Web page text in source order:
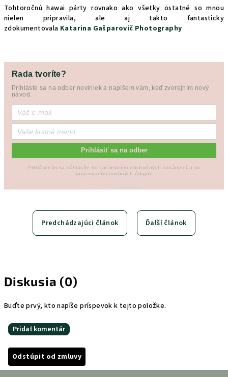
Tohtoročnú hawai párty rovnako ako všetky ostatné so mnou
nielen pripravila, ale aj takto fantasticky
zdokumentovala Katarina Gašparovič Photography
Rada tvoríte?
Prihláste sa na odber noviniek a napíšem vám, keď zverejním nový
návod.
Prihlásiť sa na odber
Prihlásením sa súhlasíte so zasíielaním obchodných oznámení a so
spracovaním osobných údajov.
Predchádzajúci článok Ďalší článok
Diskusia (0)
Buďte prvý, kto napíše príspevok k tejto položke.
Pridať komentár
Odstúpiť od zmluvy